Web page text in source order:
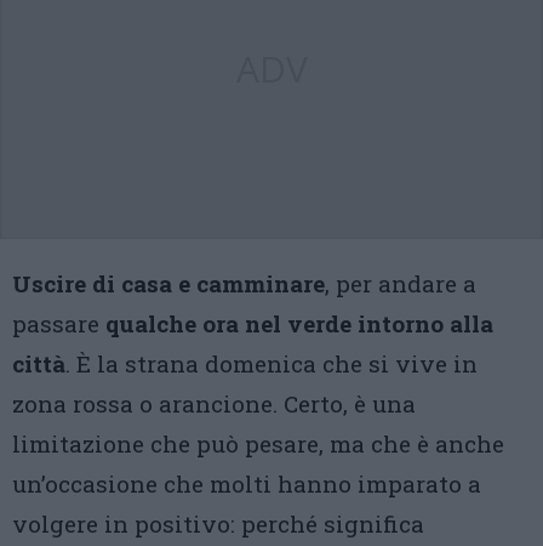
Uscire di casa e camminare, per andare a
passare qualche ora nel verde intorno alla
città. È la strana domenica che si vive in
zona rossa o arancione. Certo, è una
limitazione che può pesare, ma che è anche
un’occasione che molti hanno imparato a
volgere in positivo: perché significa